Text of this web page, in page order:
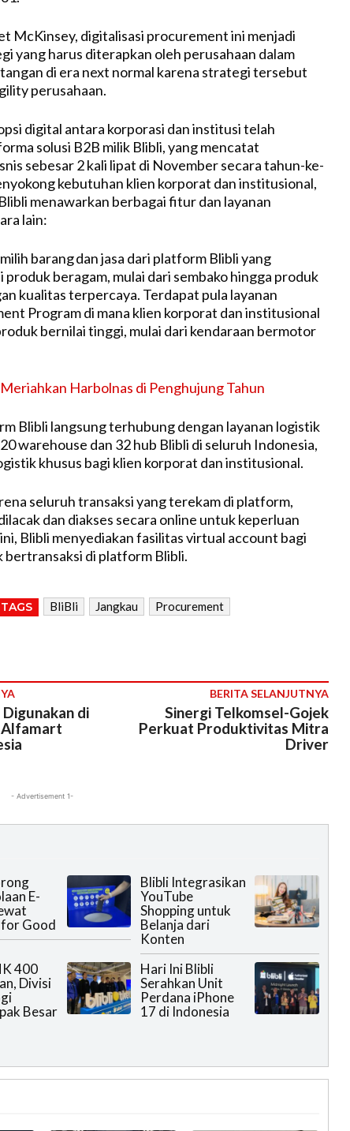
McKinsey, digitalisasi procurement ini menjadi
yang harus diterapkan oleh perusahaan dalam
di era next normal karena strategi tersebut
perusahaan.
digital antara korporasi dan institusi telah
solusi B2B milik Blibli, yang mencatat
sebesar 2 kali lipat di November secara tahun-ke-
kebutuhan klien korporat dan institusional,
menawarkan berbagai fitur dan layanan
lain:
barang dan jasa dari platform Blibli yang
produk beragam, mulai dari sembako hingga produk
kualitas terpercaya. Terdapat pula layanan
Program di mana klien korporat dan institusional
bernilai tinggi, mulai dari kendaraan bermotor
Harbolnas di Penghujung Tahun
Blibli langsung terhubung dengan layanan logistik
warehouse dan 32 hub Blibli di seluruh Indonesia,
khusus bagi klien korporat dan institusional.
seluruh transaksi yang terekam di platform,
dan diakses secara online untuk keperluan
Blibli menyediakan fasilitas virtual account bagi
bertransaksi di platform Blibli.
TAGS BliBli Jangkau Procurement
di
BERITA SELANJUTNYA
Sinergi Telkomsel-Gojek
Perkuat Produktivitas Mitra
Driver
- Advertisement 1-
E-
Good
Blibli Integrasikan
YouTube
Shopping untuk
Belanja dari
Konten
400
Divisi
Besar
Hari Ini Blibli
Serahkan Unit
Perdana iPhone
17 di Indonesia